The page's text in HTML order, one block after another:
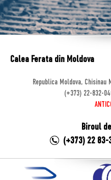
Calea Ferata din Moldova
Republica Moldova,
(+373) 22-832-
Biroul
(+373) 22 83-